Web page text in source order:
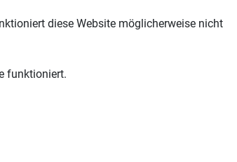
diese Website möglicherweise nicht
funktioniert.